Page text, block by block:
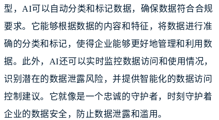
型，AI可以自动分类和标记数据，确保数据符合合规
要求。它能够根据数据的内容和特征，将数据进行准
确的分类和标记，使得企业能够更好地管理和利用数
据。此外，AI还可以实时监控数据访问和使用情况，
识别潜在的数据泄露风险，并提供智能化的数据访问
控制建议。它就像是一个忠诚的守护者，时刻守护着
企业的数据安全，防止数据泄露和滥用。